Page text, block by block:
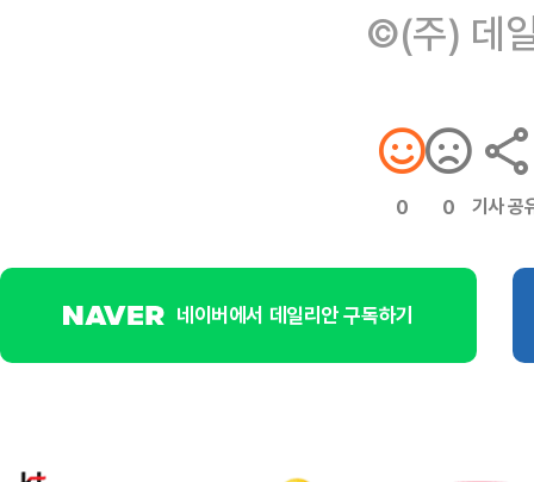
©(주) 데
0 0 기사 공
네이버에서 데일리안 구독하기